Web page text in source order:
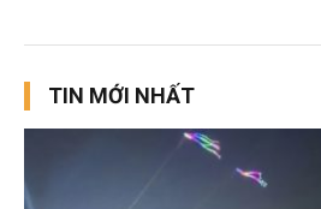
TIN MỚI NHẤT